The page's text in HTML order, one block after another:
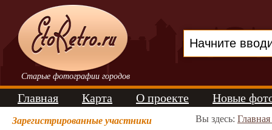
Старые фотографии городов
Главная Карта О проекте Новые
Зарегистрированные участники Вы здесь: